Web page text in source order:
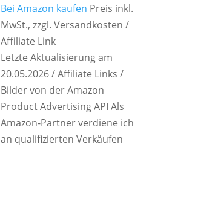
Bei Amazon kaufen Preis inkl.
MwSt., zzgl. Versandkosten /
Affiliate Link
Letzte Aktualisierung am
20.05.2026 / Affiliate Links /
Bilder von der Amazon
Product Advertising API Als
Amazon-Partner verdiene ich
an qualifizierten Verkäufen